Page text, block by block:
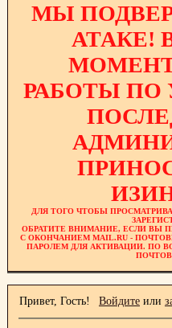
МЫ
АТАКЕ!
РАБОТЫ ПО
ДЛЯ ТОГО ЧТОБЫ
ОБРАТИТЕ ВНИМАНИЕ, ЕСЛИ ВЫ
С ОКОНЧАНИЕМ MAIL.RU -
ПАРОЛЕМ ДЛЯ АКТИВАЦИИ. ПО
Привет, Гость! Войдитеили